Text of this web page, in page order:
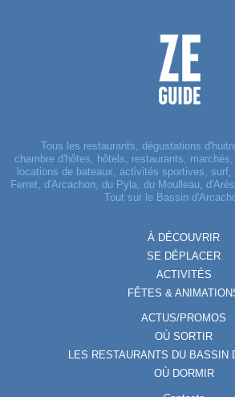
Tous les restaurants, dégustations
chambre d'hôtes, hôtels, restaurants,
locations de bateaux, activités sportives, surf,
Ferret, d'Arcachon, du Pyla, du Moulleau,
Tout sur le Bassin
À DÉCOUVRIR
SE DÉPLACER
ACTIVITÉS
FÊTES &
ACTUS/PROMOS
OÙ SORTIR
LES RESTAURANTS DU BASSIN
OÙ DORMIR